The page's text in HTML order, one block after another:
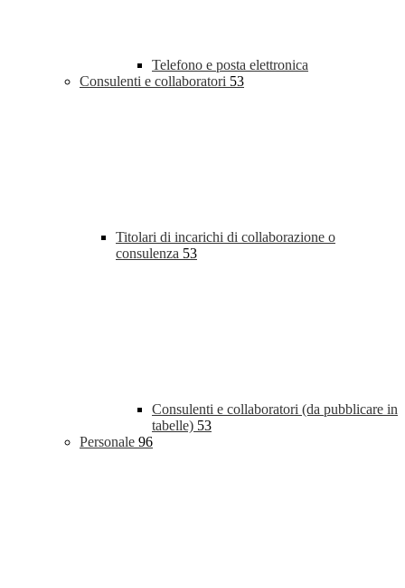
Telefono e posta elettronica
Consulenti e collaboratori 53
Titolari di incarichi di collaborazione o
consulenza 53
Consulenti e collaboratori (da pubblicare in
tabelle) 53
Personale 96